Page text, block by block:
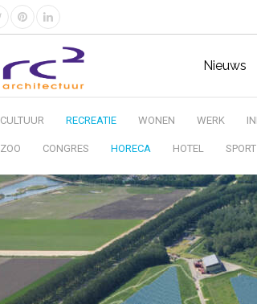
Nieuws
CULTUUR RECREATIE WONEN WERK
ZOO CONGRES HORECA HOTEL SPORT